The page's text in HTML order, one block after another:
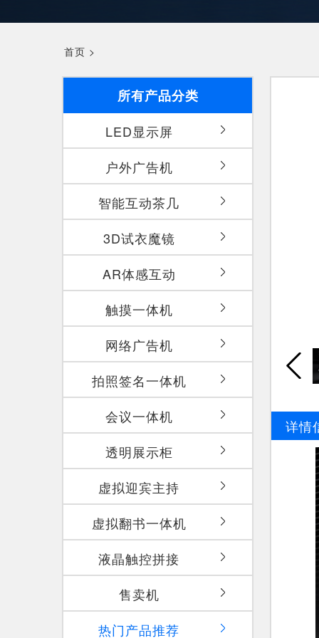
首页 >
所有产品分类
LED显示屏
户外广告机
智能互动茶几
3D试衣魔镜
AR体感互动
触摸一体机
网络广告机
拍照签名一体机
会议一体机
透明展示柜
虚拟迎宾主持
虚拟翻书一体机
液晶触控拼接
售卖机
热门产品推荐
详情